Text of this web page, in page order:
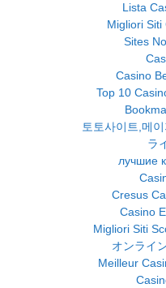
Lista
Migliori Siti
Sites
Casino
Top 10
토토사이트,메
ラ
лучшие
Cresus
Casino
Migliori Siti
オンライ
Meilleur